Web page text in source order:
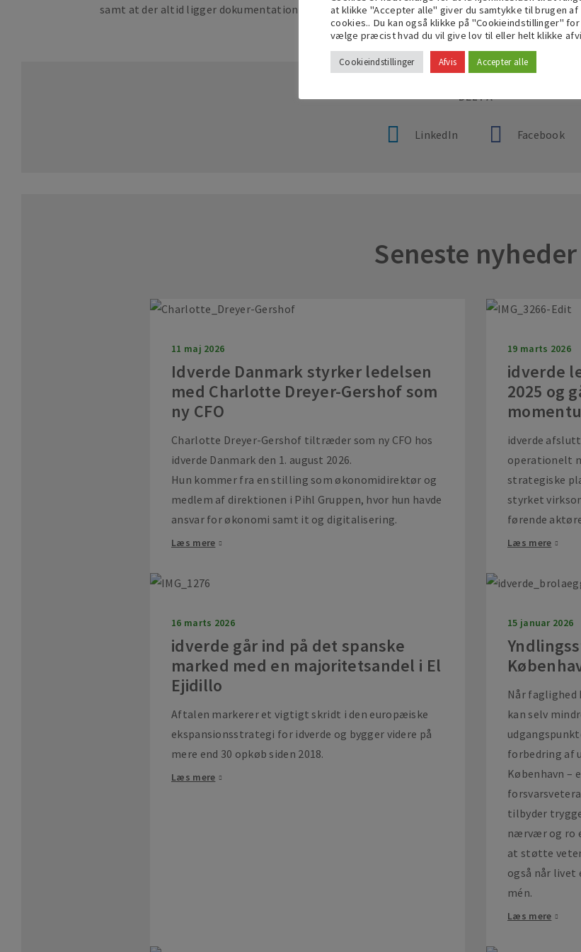
samt at der altid ligger dokumentation bag de mange ESG-parametre.
DEL PÅ
LinkedIn Facebook
Seneste nyheder
11 maj 2026
Idverde Danmark styrker ledelsen
med Charlotte Dreyer-Gershof som
ny CFO
Charlotte Dreyer-Gershof tiltræder som ny CFO hos
idverde Danmark den 1. august 2026.
Hun kommer fra en stilling som økonomidirektør og
medlem af direktionen i Pihl Gruppen, hvor hun havde
ansvar for økonomi samt it og digitalisering.
Læs mere
19 marts 2026
idverde
2025 og
idverde
operationelt
strategiske
styrket
førende
Læs mere
16 marts 2026
idverde går ind på det spanske
marked med en majoritetsandel i El
Ejidillo
Aftalen markerer et vigtigt skridt i den europæiske
ekspansionsstrategi for idverde og bygger videre på
mere end 30 opkøb siden 2018.
Læs mere
15 januar 2026
Når faglighed
kan selv
forbedring af
København –
tilbyder
nærvær og ro
at støtte
også når livet
mén.
Læs mere
at klikke "Accepter alle" giver du samtykke til brugen af
cookies.. Du kan også klikke på "Cookieindstillinger"
vælge præcist hvad du vil give lov til eller helt klikke
Cookieindstillinger Afvis Accepter alle